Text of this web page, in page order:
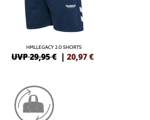
HMLLEGACY 2.0 SHORTS
UVP 29,95 € |20,97€